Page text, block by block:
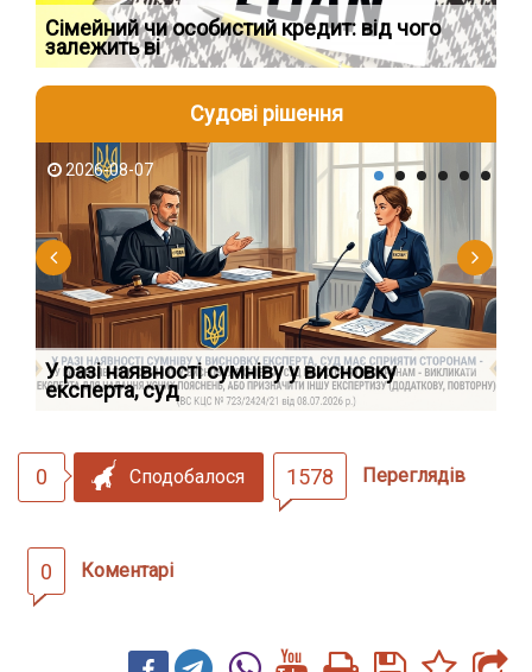
Сімейний чи особистий кредит: від чого
залежить ві
Судові рішення
2026-08-07
У разі наявності сумніву у висновку
експерта, суд
0 Сподобалося 1578 Переглядів
0 Коментарі